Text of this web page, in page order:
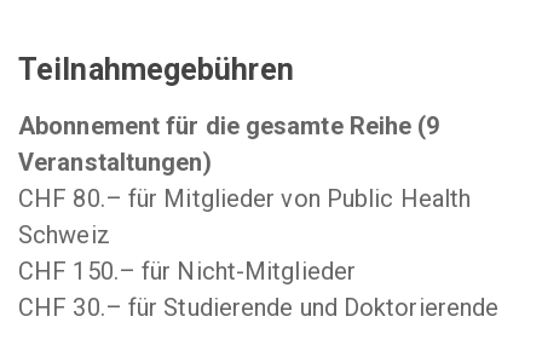
Teilnahmegebühren
Abonnement für die gesamte Reihe (9
Veranstaltungen)
CHF 80.– für Mitglieder von Public Health
Schweiz
CHF 150.– für Nicht-Mitglieder
CHF 30.– für Studierende und Doktorierende